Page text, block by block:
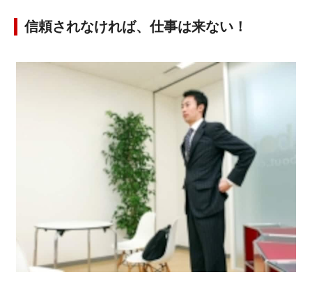
信頼されなければ、仕事は来ない！